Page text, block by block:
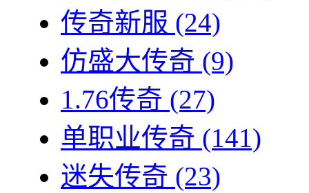
传奇新服 (24)
仿盛大传奇 (9)
1.76传奇 (27)
单职业传奇 (141)
迷失传奇 (23)